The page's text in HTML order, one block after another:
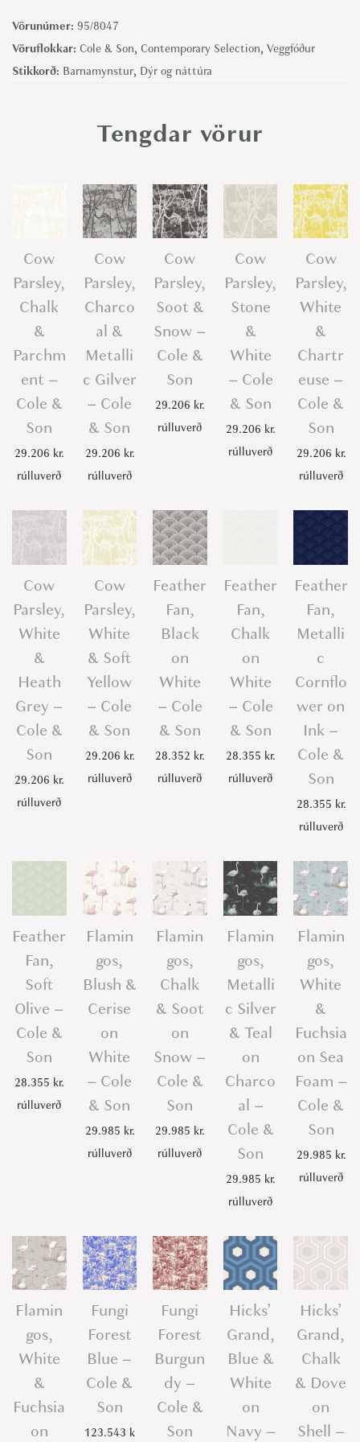
i
n
g
o
n
u
a
n
t
i
t
Vörunúmer: 95/8047
Vöruflokkar: Cole & Son, Contemporary Selection, Veggfóður
Stikkorð: Barnamynstur, Dýr og náttúra
Tengdar vörur
Cow
Parsley,
Chalk
&
Parchm
ent –
Cole &
Son
29.206 kr.
rúlluverð
Cow
Parsley,
Charco
al &
Metalli
c Gilver
– Cole
& Son
29.206 kr.
rúlluverð
Cow
Parsley,
Soot &
Snow –
Cole &
Son
29.206 kr.
rúlluverð
Cow
Parsley,
Stone
&
White
– Cole
& Son
29.206 kr.
rúlluverð
Cow
Parsley,
White
&
Chartr
euse –
Cole &
Son
29.206 kr.
rúlluverð
Cow
Parsley,
White
&
Heath
Grey –
Cole &
Son
29.206 kr.
rúlluverð
Cow
Parsley,
White
& Soft
Yellow
– Cole
& Son
29.206 kr.
rúlluverð
Feather
Fan,
Black
on
White
– Cole
& Son
28.352 kr.
rúlluverð
Feather
Fan,
Chalk
on
White
– Cole
& Son
28.355 kr.
rúlluverð
Feather
Fan,
Metalli
c
Cornflo
wer on
Ink –
Cole &
Son
28.355 kr.
rúlluverð
Feather
Fan,
Soft
Olive –
Cole &
Son
28.355 kr.
rúlluverð
Flamin
gos,
Blush &
Cerise
on
White
– Cole
& Son
29.985 kr.
rúlluverð
Flamin
gos,
Chalk
& Soot
on
Snow –
Cole &
Son
29.985 kr.
rúlluverð
Flamin
gos,
Metalli
c Silver
& Teal
on
Charco
al –
Cole &
Son
29.985 kr.
rúlluverð
Flamin
gos,
White
&
Fuchsia
on Sea
Foam –
Cole &
Son
29.985 kr.
rúlluverð
Flamin
gos,
White
&
Fuchsia
on
Fungi
Forest
Blue –
Cole &
Son
123.543 k
Fungi
Forest
Burgun
dy –
Cole &
Son
Hicks’
Grand,
Blue &
White
on
Navy –
Hicks’
Grand,
Chalk
& Dove
on
Shell –